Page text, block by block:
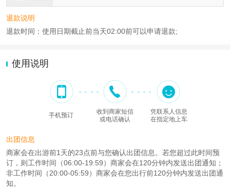
退款说明
退款时间：使用日期截止前当天02:00前可以申请退款;
使用说明
手机预订
收到商家短信
或电话确认
凭联系人信息
在指定地上车
出团信息
商家会在出游前1天的23点前与您确认出团信息。若您超过此时间预
订，则工作时间（06:00-19:59）商家会在120分钟内发送出团通知；
非工作时间（20:00-05:59）商家会在您出行前120分钟内发送出团通
知。